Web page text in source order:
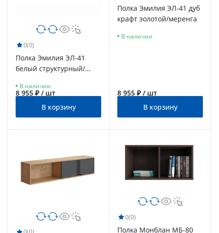
0(0)
Полка Эмилия ЭЛ-41
белый структурный/
В наличии
8 955 ₽ / шт
В корзину
Полка Эмилия ЭЛ-41 дуб
крафт золотой/меренга
В наличии
8 955 ₽ / шт
В корзину
0(0)
Полка Монблан МБ-80